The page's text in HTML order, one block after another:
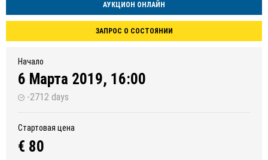
АУКЦИОН ОНЛАЙН
ЗАПРОС О СОСТОЯНИИ
Начало
6 Марта 2019, 16:00
-2712 days
Стартовая цена
€ 80